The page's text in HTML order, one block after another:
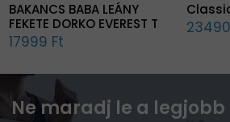
BAKANCS BABA LEÁNY
FEKETE DORKO EVEREST T
17999 Ft
Ne maradj le a